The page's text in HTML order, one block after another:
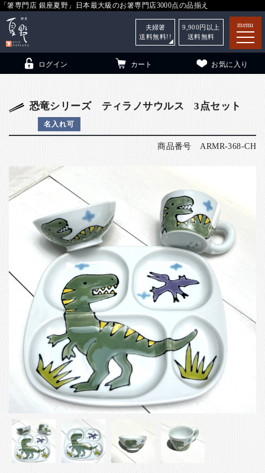
「箸専門店 銀座夏野」日本最大級のお箸専門店3000点の品揃え
menu
箸（贈答用・自宅用）
銀座夏野・箸長
小夏について
ご利用ガイド
法人・飲食店のお客様
お客様の声
店舗紹介
お問い合わせ
お知らせ
箸ブログ
English
ログイン カート お気に入り
夫婦箸
送料無料!!
9,900 円以上
送料無料
恐竜シリーズ ティラノサウルス 3点セット
名入れ可
商品番号 ARMR-368-CH